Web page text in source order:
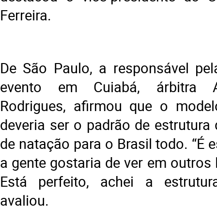
Ferreira.
De São Paulo, a responsável
evento em Cuiabá, árbitra
Rodrigues, afirmou que o
deveria ser o padrão de
de natação para o Brasil todo. “É
a gente gostaria de ver em
Está perfeito, achei a
avaliou.